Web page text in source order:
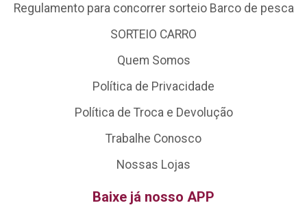
Regulamento para concorrer sorteio Barco de pesca
SORTEIO CARRO
Quem Somos
Política de Privacidade
Política de Troca e Devolução
Trabalhe Conosco
Nossas Lojas
Baixe já nosso APP